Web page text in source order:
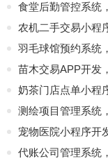
农机二手交易小程
羽毛球馆预约系统
苗木交易APP开发
奶茶门店点单小程
测绘项目管理系统
代账公司管理系统